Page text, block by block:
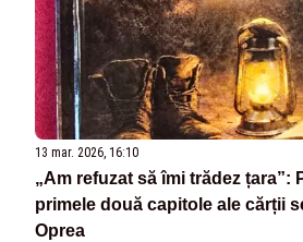
13 mar. 2026, 16:10
„Am refuzat să îmi trădez țara”:
primele două capitole ale cărții
Oprea